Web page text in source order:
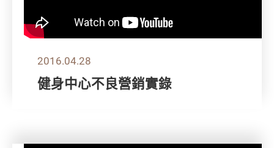
2016.04.28
健身中心不良營銷實錄